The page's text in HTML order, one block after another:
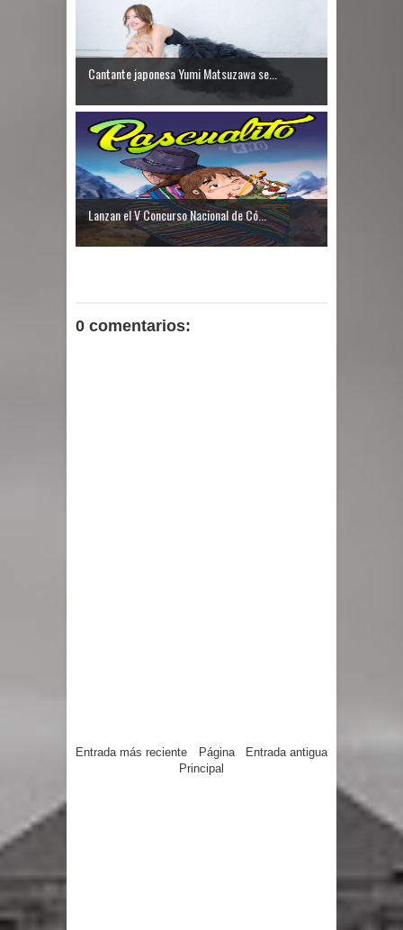
Cantante japonesa Yumi Matsuzawa se...
Lanzan el V Concurso Nacional de Có...
0 comentarios:
Entrada más reciente Entrada antigua
Página
Principal